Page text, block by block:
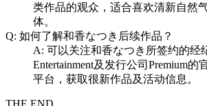
类作品的观众，适合喜欢清新自然
体。
Q: 如何了解和香なつき后续作品？
A: 可以关注和香なつき所签约的经
Entertainment及发行公司Premium的
平台，获取很新作品及活动信息。
THE END